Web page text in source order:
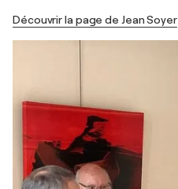
Découvrir la page de Jean Soyer